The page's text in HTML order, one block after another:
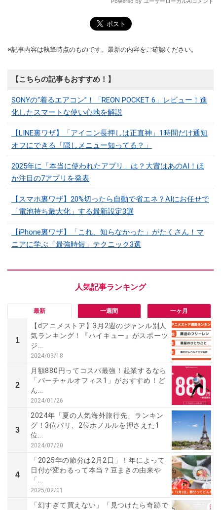
※記事内容は執筆時点のものです。最新の内容をご確認ください。
【こちらの記事もおすすめ！】
SONYの“着るエアコン”！「REON POCKET 6」レビュー！進
化したスマートな使い心地を解説
【LINE裏ワザ】「アイコン長押しは正直神」1時間だけ通知
オフにできる「隠しメニュー知ってる？」
2025年に「本当に使われたアプリ」は？大賞はあのAI！ほ
か注目の7アプリを発表
【スマホ裏ワザ】20%切ったら自動で省エネ？AIにお任せで
「電池持ち最大化」する最新設定3選
【iPhone裏ワザ】「これ、知らなかった」がたくさん！マ
ニアに学ぶ「最強時短」テクニック3選
最新 一週間 一ヶ月
1
【dアニメストア】3月2週のジャンル別人
気ランキング！『ハイキュー』がスポーツ
ジ...
2024/03/18
2
月額880円ってコスパ最強！起業するなら
「バーチャルオフィス1」がおすすめ！ど
ん...
2024/01/26
3
2024年「夏の人気海外旅行先」ランキン
グ！3位パリ、2位ホノルルを押さえた1
位...
2024/07/20
4
「2025年の節分は2月2日」！年によって
日付が変わるって本当？豆まきの由来や
「...
2025/02/01
「幻すぎて買えない」「見つけたら奇跡で